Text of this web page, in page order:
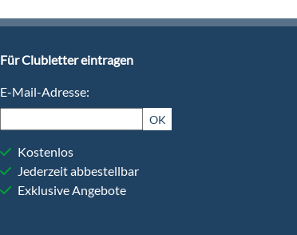
Für Clubletter eintragen
E-Mail-Adresse:
OK
Kostenlos
Jederzeit abbestellbar
Exklusive Angebote